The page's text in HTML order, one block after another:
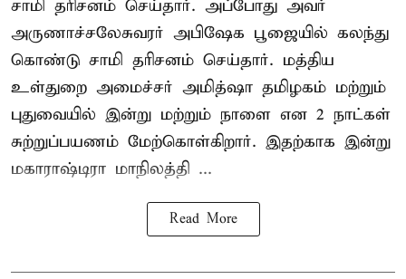
சாமி தரிசனம் செய்தார். அப்போது அவர்
அருணாச்சலேசுவரர் அபிஷேக பூஜையில் கலந்து
கொண்டு சாமி தரிசனம் செய்தார். மத்திய
உள்துறை அமைச்சர் அமித்ஷா தமிழகம் மற்றும்
புதுவையில் இன்று மற்றும் நாளை என 2 நாட்கள்
சுற்றுப்பயணம் மேற்கொள்கிறார். இதற்காக இன்று
மகாராஷ்டிரா மாநிலத்தி ...
Read More